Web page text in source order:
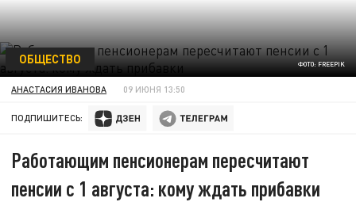
ФОТО: FREEPIK
ОБЩЕСТВО
АНАСТАСИЯ ИВАНОВА 09 ИЮНЯ 13:50
ПОДПИШИТЕСЬ:
Работающим пенсионерам пересчитают
пенсии с 1 августа: кому ждать прибавки